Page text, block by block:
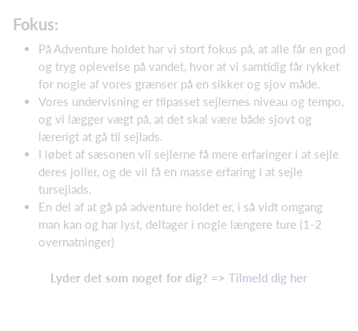
Fokus:
På Adventure holdet har vi stort fokus på, at alle får en god
og tryg oplevelse på vandet, hvor at vi samtidig får rykket
for nogle af vores grænser på en sikker og sjov måde.
Vores undervisning er tilpasset sejlernes niveau og tempo,
og vi lægger vægt på, at det skal være både sjovt og
lærerigt at gå til sejlads.
I løbet af sæsonen vil sejlerne få mere erfaringer i at sejle
deres joller, og de vil få en masse erfaring i at sejle
tursejlads.
En del af at gå på adventure holdet er, i så vidt omgang
man kan og har lyst, deltager i nogle længere ture (1-2
overnatninger)
Lyder det som noget for dig? => Tilmeld dig her